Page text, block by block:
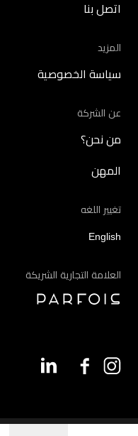
اتصل بنا
المزيد
سياسة الخصوصية
عن الشركة
من نحن؟
المهن
تغيير اللغه
English
العلامة التجارية الشريكة